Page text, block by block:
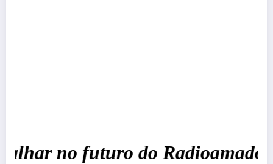
no futuro do Radioamador